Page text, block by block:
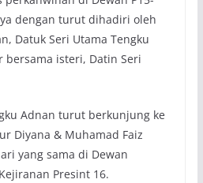
dengan turut dihadiri oleh
Datuk Seri Utama Tengku
bersama isteri, Datin Seri
Adnan turut berkunjung ke
Diyana & Muhamad Faiz
yang sama di Dewan
Presint 16.